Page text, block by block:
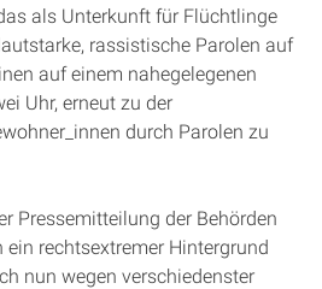
als Unterkunft für Flüchtlinge
rassistische Parolen auf
auf einem nahegelegenen
Uhr, erneut zu der
durch Parolen zu
Pressemitteilung der Behörden
rechtsextremer Hintergrund
nun wegen verschiedenster